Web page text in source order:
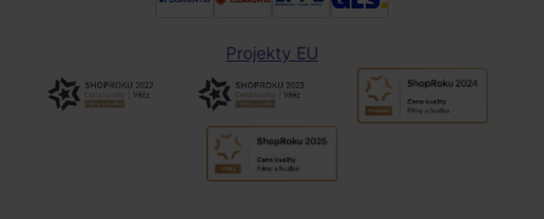
Projekty EU